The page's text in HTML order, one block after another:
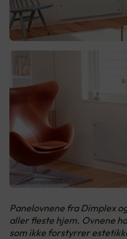
Panelovnene fra Dimplex
aller fleste hjem. Ovnene
som ikke forstyrrer